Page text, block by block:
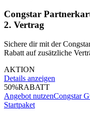
Congstar
2. Vertrag
Sichere dir mit der
Rabatt auf zusätzliche
AKTION
Details anzeigen
50%RABATT
Angebot nutzenCongstar
Startpaket